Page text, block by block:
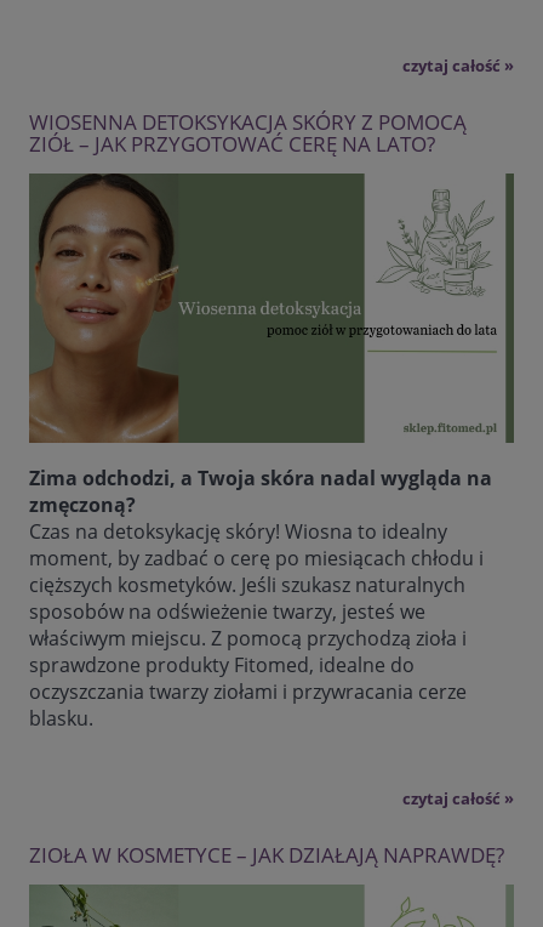
czytaj całość »
WIOSENNA DETOKSYKACJA SKÓRY Z POMOCĄ
ZIÓŁ – JAK PRZYGOTOWAĆ CERĘ NA LATO?
Zima odchodzi, a Twoja skóra nadal wygląda na
zmęczoną?
Czas na detoksykację skóry! Wiosna to idealny
moment, by zadbać o cerę po miesiącach chłodu i
cięższych kosmetyków. Jeśli szukasz naturalnych
sposobów na odświeżenie twarzy, jesteś we
właściwym miejscu. Z pomocą przychodzą zioła i
sprawdzone produkty Fitomed, idealne do
oczyszczania twarzy ziołami i przywracania cerze
blasku.
czytaj całość »
ZIOŁA W KOSMETYCE – JAK DZIAŁAJĄ NAPRAWDĘ?